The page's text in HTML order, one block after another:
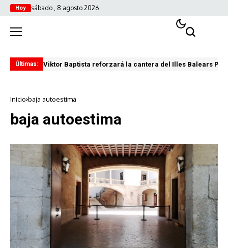
Hoy sábado , 8 agosto 2026
Últimas: Viktor Baptista reforzará la cantera del Illes Balears
Inicio baja autoestima
baja autoestima